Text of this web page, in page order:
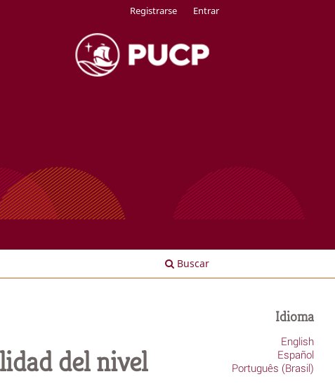
Buscar
Registrarse Entrar
del nivel
Idioma
English
Español
Português (Brasil)